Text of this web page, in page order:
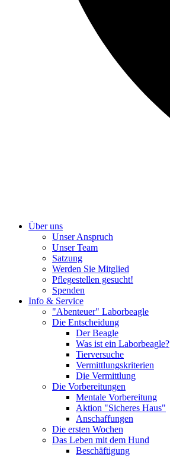
Über uns
Unser Anspruch
Unser Team
Satzung
Werden Sie Mitglied
Pflegestellen gesucht!
Spenden
Info & Service
"Abenteuer" Laborbeagle
Die Entscheidung
Der Beagle
Was ist ein Laborbeagle?
Tierversuche
Vermittlungskriterien
Die Vermittlung
Die Vorbereitungen
Mentale Vorbereitung
Aktion "Sicheres Haus"
Anschaffungen
Die ersten Wochen
Das Leben mit dem Hund
Beschäftigung